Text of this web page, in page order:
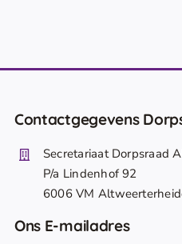
Contactgegevens
Secretariaat Dorpsraad
P/a Lindenhof 92
6006 VM
Ons E-mailadres